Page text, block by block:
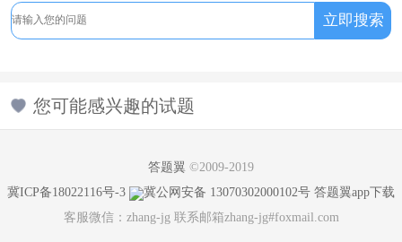
您可能感兴趣的试题
答题翼 ©2009-2019
冀ICP备18022116号-3
冀公网安备 13070302000102号 答题翼app下载
客服微信：zhang-jg 联系邮箱zhang-jg#foxmail.com